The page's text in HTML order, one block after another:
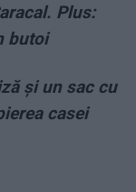
Plus:
butoi
și un sac cu
casei